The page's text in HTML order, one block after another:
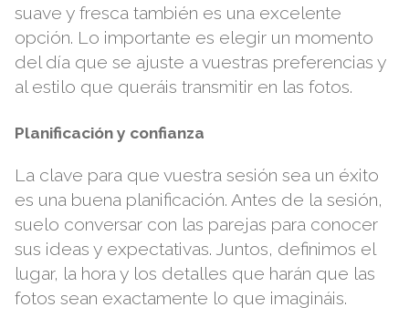
suave y fresca también es una excelente
opción. Lo importante es elegir un momento
del día que se ajuste a vuestras preferencias y
al estilo que queráis transmitir en las fotos.
Planificación y confianza
La clave para que vuestra sesión sea un éxito
es una buena planificación. Antes de la sesión,
suelo conversar con las parejas para conocer
sus ideas y expectativas. Juntos, definimos el
lugar, la hora y los detalles que harán que las
fotos sean exactamente lo que imagináis.